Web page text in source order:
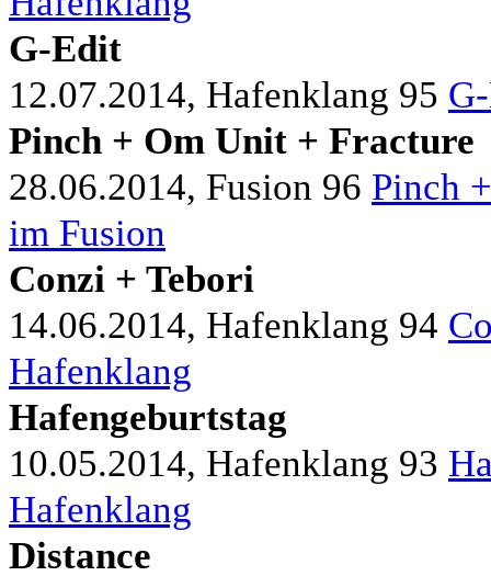
G-Edit
12.07.2014, Hafenklang 95
Pinch + Om Unit + Fracture
28.06.2014, Fusion 96 Pinch
im Fusion
Conzi + Tebori
14.06.2014, Hafenklang 94
Hafenklang
Hafengeburtstag
10.05.2014, Hafenklang 93
Hafenklang
Distance